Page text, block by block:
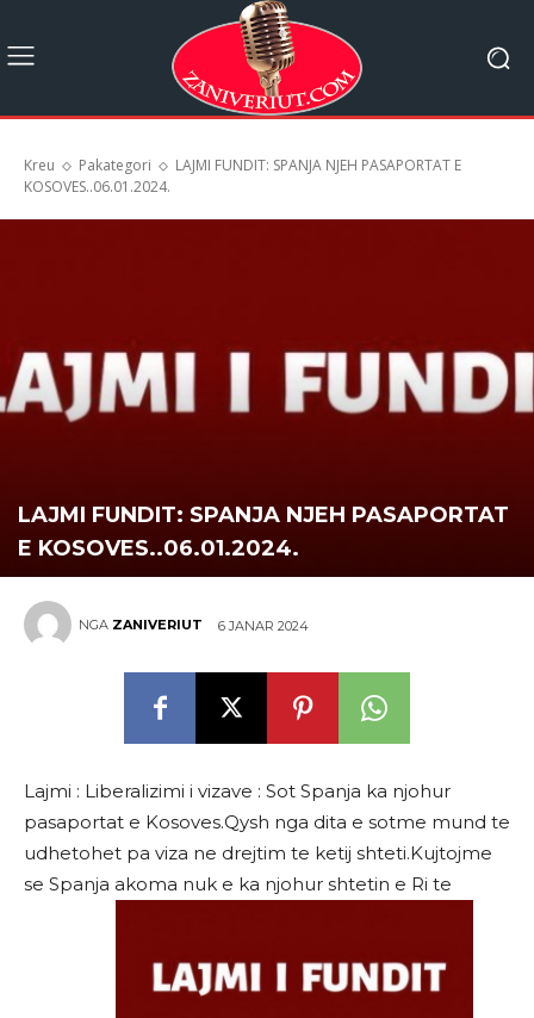
Kreu Pakategori
LAJMI FUNDIT: SPANJA NJEH PASAPORTAT E
KOSOVES..06.01.2024.
LAJMI FUNDIT: SPANJA NJEH PASAPORTAT
E KOSOVES..06.01.2024.
NGA ZANIVERIUT 6 JANAR 2024
Lajmi : Liberalizimi i vizave : Sot Spanja ka njohur
pasaportat e Kosoves.Qysh nga dita e sotme mund te
udhetohet pa viza ne drejtim te ketij shteti.Kujtojme
se Spanja akoma nuk e ka njohur shtetin e Ri te